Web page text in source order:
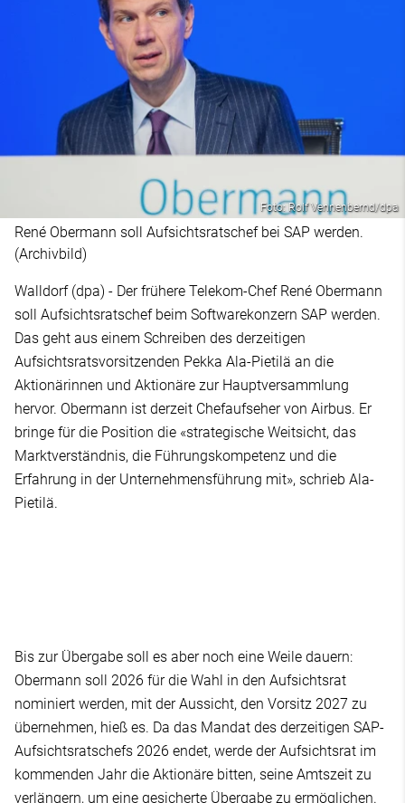
Foto: Rolf Vennenbernd/dpa
René Obermann soll Aufsichtsratschef bei SAP werden.
(Archivbild)
Walldorf (dpa) - Der frühere Telekom-Chef René Obermann
soll Aufsichtsratschef beim Softwarekonzern SAP werden.
Das geht aus einem Schreiben des derzeitigen
Aufsichtsratsvorsitzenden Pekka Ala-Pietilä an die
Aktionärinnen und Aktionäre zur Hauptversammlung
hervor. Obermann ist derzeit Chefaufseher von Airbus. Er
bringe für die Position die «strategische Weitsicht, das
Marktverständnis, die Führungskompetenz und die
Erfahrung in der Unternehmensführung mit», schrieb Ala-
Pietilä.
Bis zur Übergabe soll es aber noch eine Weile dauern:
Obermann soll 2026 für die Wahl in den Aufsichtsrat
nominiert werden, mit der Aussicht, den Vorsitz 2027 zu
übernehmen, hieß es. Da das Mandat des derzeitigen SAP-
Aufsichtsratschefs 2026 endet, werde der Aufsichtsrat im
kommenden Jahr die Aktionäre bitten, seine Amtszeit zu
verlängern, um eine gesicherte Übergabe zu ermöglichen.